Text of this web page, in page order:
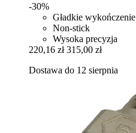
-30%
Gładkie wykończenie
Non-stick
Wysoka precyzja
220,16 zł 315,00 zł
Dostawa do 12 sierpnia